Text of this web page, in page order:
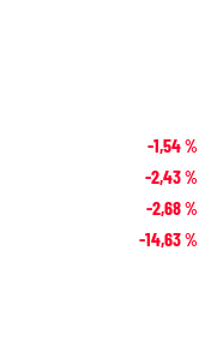
-1,54%
-2,43%
-2,68%
-14,63%